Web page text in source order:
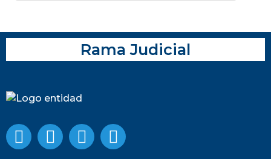
Rama Judicial